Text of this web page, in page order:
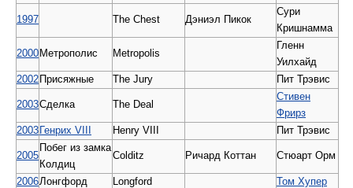
1997 The Chest Дэниэл Пикок
Сури
Кришнамма
2000 Метрополис Metropolis
Гленн
Уилхайд
2002 Присяжные The Jury Пит Трэвис
2003Сделка The Deal
Стивен
Фрирз
2003 Генрих VIII Henry VIII Пит Трэвис
2005
Побег из замка
Колдиц
Colditz Ричард Коттан Стюарт Орм
2006Лонгфорд Longford Том Хупер